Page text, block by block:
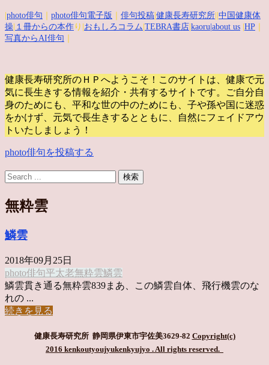
photo俳句 photo俳句電子版 俳句投稿 健康長寿研究所 中国健康体
操 １冊からの本作 り| おもしろコラム TEBRA書店 kaoru |about us HP
写真からAI俳句
健康長寿研究所のＨＰへようこそ！このサイトは、健康で元
気に長生きする情報を紹介・共有するサイトです。
ご自分自
身のためにも、平和な世の中のためにも、子や孫や国に迷惑
をかけず、元気で長生きするとともに、自然にフェイドアウ
トいたしましょう！
photo俳句を投稿する
無粋雲
鱗雲
2018年09月25日
photo俳句平太老無粋雲鱗雲
鱗雲貫き通る無粋雲839まあ、この鱗雲自体、飛行機雲のな
れの ...
続きを見る
健康長寿研究所 静岡県伊東市宇佐美3629-82 Copyright(c)
2016 kenkoutyoujyukenkyujyo . All rights reserved.